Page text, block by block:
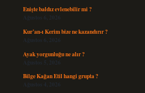
Enişte baldız evlenebilir mi ?
Ağustos 6, 2026
Kur’an-ı Kerim bize ne kazandırır ?
Ağustos 6, 2026
Ayak yorgunluğu ne alır ?
Ağustos 5, 2026
Bilge Kağan Etil hangi grupta ?
Ağustos 4, 2026